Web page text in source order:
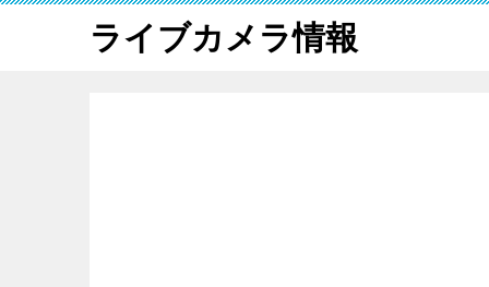
ライブカメラ情報